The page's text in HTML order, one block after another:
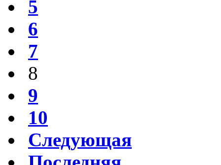
5
6
7
8
9
10
Следующая